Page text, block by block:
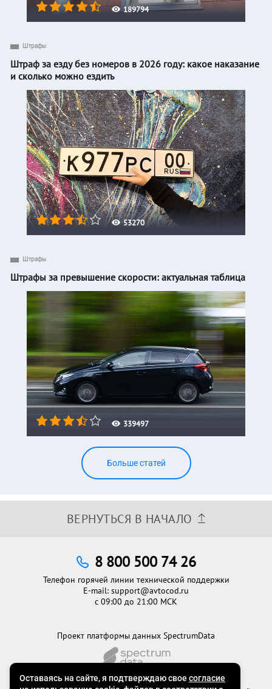
189794
53270
Штрафы
Штраф за езду без номеров в 2026 году: какое наказание
и сколько можно ездить
339497
Штрафы
Штрафы за превышение скорости: актуальная таблица
Больше статей
ВЕРНУТЬСЯ В НАЧАЛО
Проект платформы данных SpectrumData
8 800 500 74 26
Телефон горячей линии технической поддержки
E-mail: support@avtocod.ru
с 09:00 до 21:00 МСК